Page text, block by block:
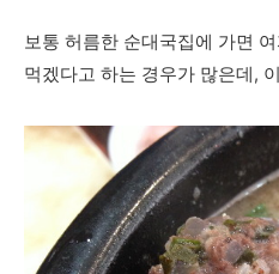
보통 허름한 순대국집에 가면
먹겠다고 하는 경우가 많은데,